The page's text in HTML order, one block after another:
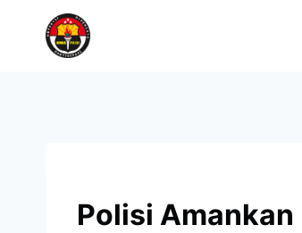
Polisi Amankan